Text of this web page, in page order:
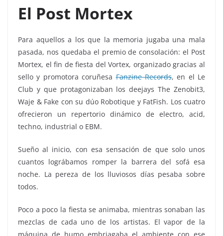
El Post Mortex
Para aquellos a los que la memoria jugaba una mala
pasada, nos quedaba el premio de consolación: el Post
Mortex, el fin de fiesta del Vortex, organizado gracias al
sello y promotora coruñesaFanzine Records, en el Le
Club y que protagonizaban los deejays The Zenobit3,
Waje & Fake con su dúo Robotique y FatFish. Los cuatro
ofrecieron un repertorio dinámico de electro, acid,
techno, industrial o EBM.
Sueño al inicio, con esa sensación de que solo unos
cuantos lográbamos romper la barrera del sofá esa
noche. La pereza de los lluviosos días pesaba sobre
todos.
Poco a poco la fiesta se animaba, mientras sonaban las
mezclas de cada uno de los artistas. El vapor de la